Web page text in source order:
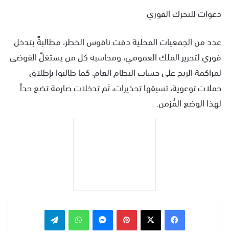
دعوات للتحرك الفوري
عدد من الجمعيات المحلية دقت ناقوس الخطر، مطالبةً بتدخل
فوري لتحرير الملك العمومي، ومحاسبة كل من يستغلّ الفوضى
لمراكمة الربح على حساب النظام العام. كما طالبوا بإطلاق
حملات توعوية، تسبقها تحذيرات، ثم تدخلات صارمة تضع حداً
لهذا الوضع المُزمن.
بينتيريست واتساب